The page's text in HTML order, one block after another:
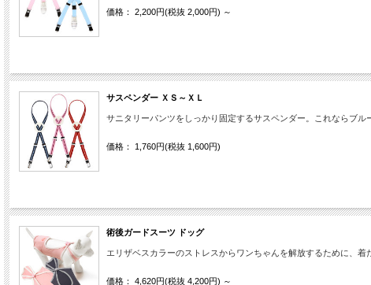
価格： 2,200円(税抜 2,000円) ～
サスペンダー ＸＳ～ＸＬ
サニタリーパンツをしっかり固定するサスペンダー。これならブル
価格： 1,760円(税抜 1,600円)
術後ガードスーツ ドッグ
エリザベスカラーのストレスからワンちゃんを解放するために、
価格： 4,620円(税抜 4,200円) ～